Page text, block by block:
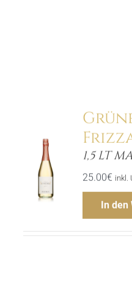
1,5 LT
25.00€ inkl.
In den